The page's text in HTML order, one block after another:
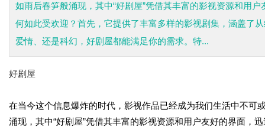
如雨后春笋般涌现，其中“好剧屋”凭借其丰富的影视资源和用
何如此受欢迎？首先，它提供了丰富多样的影视剧集，涵盖了
爱情、还是科幻，好剧屋都能满足你的需求。特...
好剧屋
在当今这个信息爆炸的时代，影视作品已经成为我们生活中不可
涌现，其中“好剧屋”凭借其丰富的影视资源和用户友好的界面，